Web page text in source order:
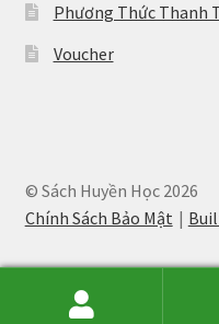
Phương Thức Thanh
Voucher
© Sách Huyền Học 2026
Chính Sách Bảo Mật